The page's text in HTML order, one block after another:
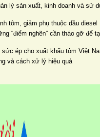
lý sản xuất, kinh doanh và sử
tôm, giảm phụ thuộc dầu diesel
“điểm nghẽn” cần tháo gỡ để
ép cho xuất khẩu tôm Việt
và cách xử lý hiệu quả